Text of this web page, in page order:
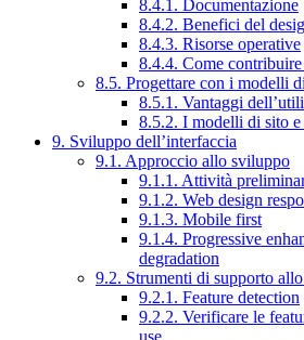
8.4.1. Documentazione
8.4.2. Benefici del
8.4.3. Risorse operative
8.4.4. Come
8.5. Progettare con i modelli
8.5.1. Vantaggi
8.5.2. I modelli di sito
9. Sviluppo dell’interfaccia
9.1. Approccio allo sviluppo
9.1.1. Attività
9.1.2. Web design
9.1.3. Mobile first
9.1.4. Progressive
degradation
9.2. Strumenti di supporto
9.2.1. Feature detection
9.2.2. Verificare le
use